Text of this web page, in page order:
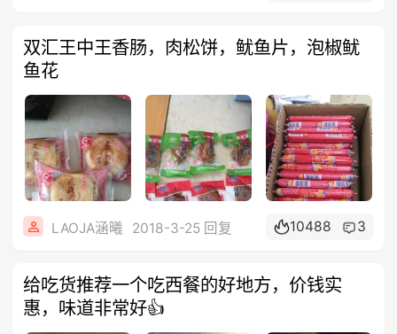
双汇王中王香肠，肉松饼，鱿鱼片，泡椒鱿
鱼花
LAOJA涵曦 2018-3-25 回复 10488 3
给吃货推荐一个吃西餐的好地方，价钱实
惠，味道非常好👍